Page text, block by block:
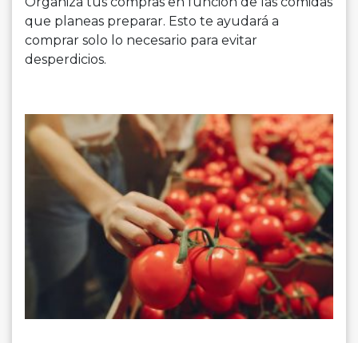
que planeas preparar. Esto te ayudará a
comprar solo lo necesario para evitar
desperdicios.